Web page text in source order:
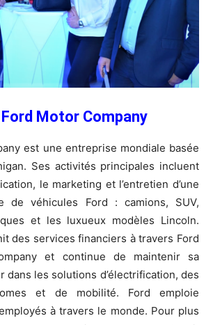
Motor Company
est une entreprise mondiale basée
Ses activités principales incluent
le marketing et l’entretien d’une
de véhicules Ford : camions, SUV,
et les luxueux modèles Lincoln.
des services financiers à travers Ford
et continue de maintenir sa
dans les solutions d’électrification, des
et de mobilité. Ford emploie
à travers le monde. Pour plus